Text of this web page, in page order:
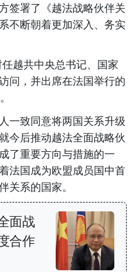
签署了《越法战略伙伴关
不断朝着更加深入、务实
越共中央总书记、国家
问，并出席在法国举行的
一致同意将两国关系升级
今后推动越法全面战略伙
了重要方向与措施的一
法国成为欧盟成员国中首
关系的国家。
面战
合作